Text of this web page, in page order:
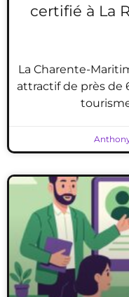
certifié à La
La Charente-
attractif de près de